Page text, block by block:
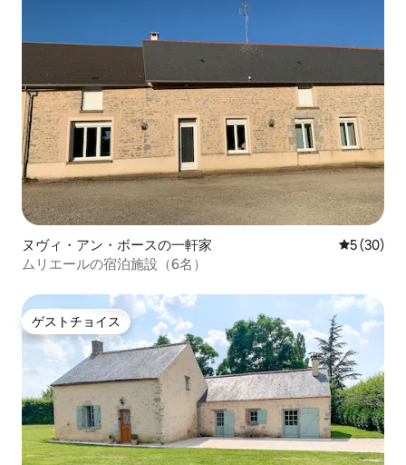
ヌヴィ・アン・ボースの一軒家 レビュー
5 (30)
ムリエールの宿泊施設（6名）
ゲストチョイス
ゲストチョイス